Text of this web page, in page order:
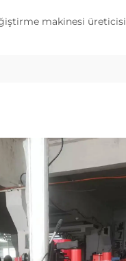
makinesi üreticisi